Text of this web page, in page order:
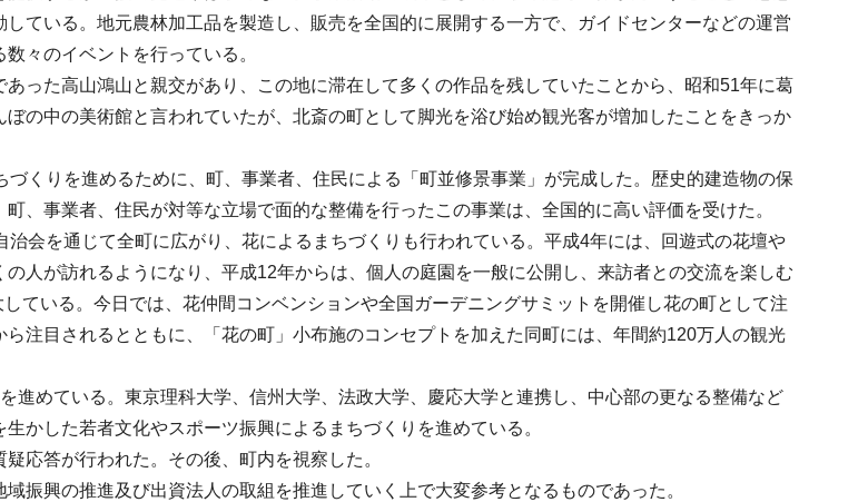
ている。地元農林加工品を製造し、販売を全国的に展開する一方で、ガイドセンターなどの運営
々のイベントを行っている。
った高山鴻山と親交があり、この地に滞在して多くの作品を残していたことから、昭和51年に葛
の中の美術館と言われていたが、北斎の町として脚光を浴び始め観光客が増加したことをきっか
くりを進めるために、町、事業者、住民による「町並修景事業」が完成した。歴史的建造物の保
、事業者、住民が対等な立場で面的な整備を行ったこの事業は、全国的に高い評価を受けた。
会を通じて全町に広がり、花によるまちづくりも行われている。平成4年には、回遊式の花壇や
人が訪れるようになり、平成12年からは、個人の庭園を一般に公開し、来訪者との交流を楽しむ
ている。今日では、花仲間コンベンションや全国ガーデニングサミットを開催し花の町として注
注目されるとともに、「花の町」小布施のコンセプトを加えた同町には、年間約120万人の観光
進めている。東京理科大学、信州大学、法政大学、慶応大学と連携し、中心部の更なる整備など
かした若者文化やスポーツ振興によるまちづくりを進めている。
応答が行われた。その後、町内を視察した。
振興の推進及び出資法人の取組を推進していく上で大変参考となるものであった。